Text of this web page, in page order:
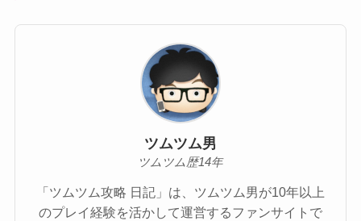
ツムツム男
ツムツム歴14年
「ツムツム攻略 日記」は、ツムツム男が10年以上
のプレイ経験を活かして運営するファンサイトで